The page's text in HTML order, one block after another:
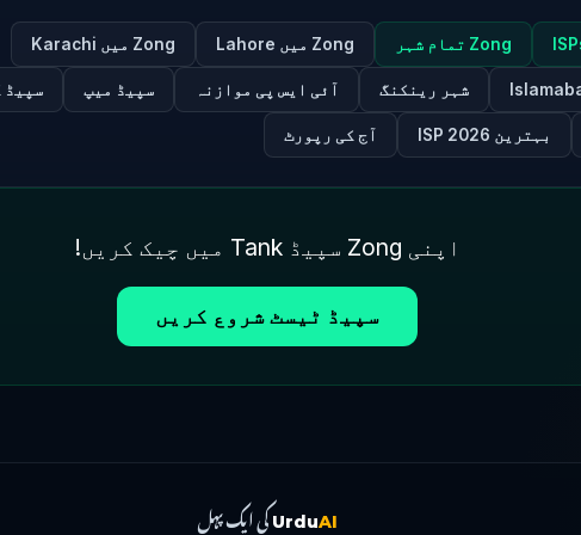
Zong تمام شہر Zong میں Lahore Zong میں Karachi
شہر رینکنگ آئی ایس پی موازنہ سپیڈ میپ سپیڈ
بہترین ISP 2026 آج کی رپورٹ
اپنی Zong سپیڈ Tank میں چیک کریں!
سپیڈ ٹیسٹ شروع کریں
UrduAI کی ایک پہل